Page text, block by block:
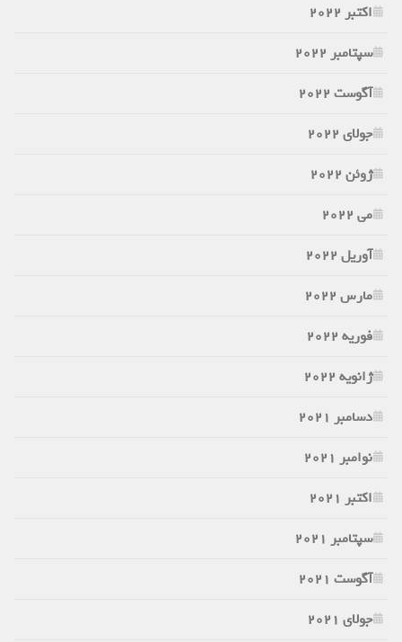
اکتبر 2022
سپتامبر 2022
آگوست 2022
جولای 2022
ژوئن 2022
می 2022
آوریل 2022
مارس 2022
فوریه 2022
ژانویه 2022
دسامبر 2021
نوامبر 2021
اکتبر 2021
سپتامبر 2021
آگوست 2021
جولای 2021